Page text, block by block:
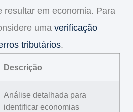
resultar em economia. Para
uma verificação
tributários.
Descrição
Análise detalhada para
identificar economias